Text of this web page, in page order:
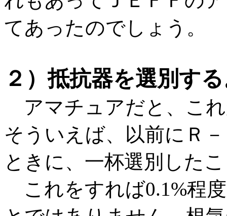
てあったのでしょう。
２）抵抗器を選別す
アマチュアだと、こ
そういえば、以前にＲ
ときに、一杯選別した
これをすれば0.1%程